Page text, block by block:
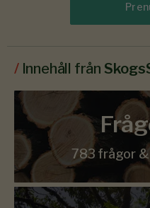
/ Innehåll från
783 frågor &